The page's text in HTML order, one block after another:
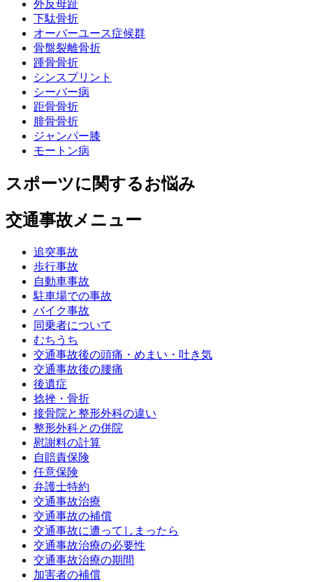
外反母趾
下駄骨折
オーバーユース症候群
骨盤裂離骨折
踵骨骨折
シンスプリント
シーバー病
距骨骨折
腓骨骨折
ジャンパー膝
モートン病
スポーツに関するお悩み
交通事故メニュー
追突事故
歩行事故
自動車事故
駐車場での事故
バイク事故
同乗者について
むちうち
交通事故後の頭痛・めまい・吐き気
交通事故後の腰痛
後遺症
捻挫・骨折
接骨院と整形外科の違い
整形外科との併院
慰謝料の計算
自賠責保険
任意保険
弁護士特約
交通事故治療
交通事故の補償
交通事故に遭ってしまったら
交通事故治療の必要性
交通事故治療の期間
加害者の補償